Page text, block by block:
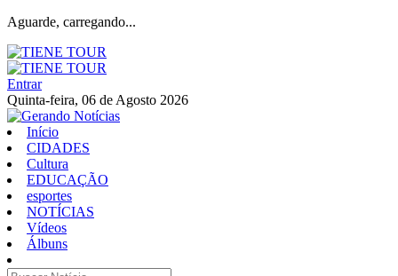
Aguarde, carregando...
Entrar
Quinta-feira, 06 de Agosto 2026
Início
CIDADES
Cultura
EDUCAÇÃO
esportes
NOTÍCIAS
Vídeos
Álbuns